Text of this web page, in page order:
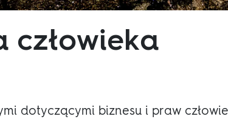
człowieka
dotyczącymi biznesu i praw